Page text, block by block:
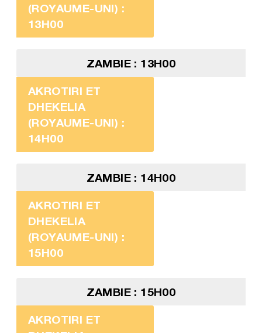
(ROYAUME-UNI) :
13H00
ZAMBIE : 13H00
AKROTIRI ET
DHEKELIA
(ROYAUME-UNI) :
14H00
ZAMBIE : 14H00
AKROTIRI ET
DHEKELIA
(ROYAUME-UNI) :
15H00
ZAMBIE : 15H00
AKROTIRI ET